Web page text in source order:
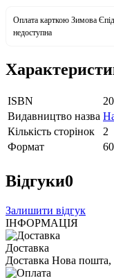
Оплата карткою Зимова
недоступна
ISBN
Видавництво назва
Кількість сторінок
2
Формат
Відгуки0
Залишити відгук
ІНФОРМАЦІЯ
Доставка
Доставка Нова